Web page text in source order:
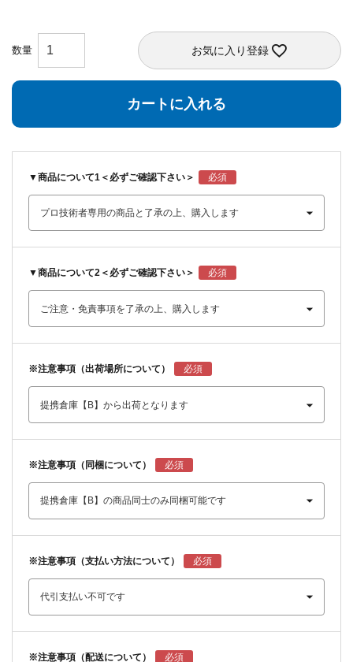
お気に入り登録
カートに入れる
▼商品について1＜必ずご確認下さい＞
▼商品について2＜必ずご確認下さい＞
※注意事項（出荷場所について）
※注意事項（同梱について）
※注意事項（支払い方法について）
※注意事項（配送について）